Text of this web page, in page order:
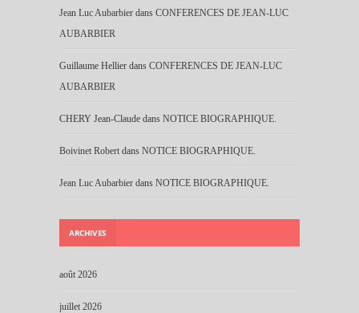
Jean Luc Aubarbier dans CONFERENCES DE JEAN-LUC
AUBARBIER
Guillaume Hellier dans CONFERENCES DE JEAN-LUC
AUBARBIER
CHERY Jean-Claude dans NOTICE BIOGRAPHIQUE.
Boivinet Robert dans NOTICE BIOGRAPHIQUE.
Jean Luc Aubarbier dans NOTICE BIOGRAPHIQUE.
ARCHIVES
août 2026
juillet 2026